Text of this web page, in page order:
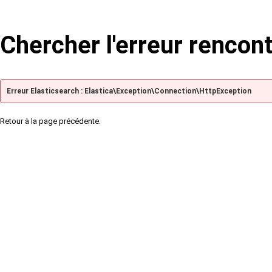
Chercher l'erreur
Erreur Elasticsearch : Elastica\Exception\Connection\HttpException
Retour à la page précédente.